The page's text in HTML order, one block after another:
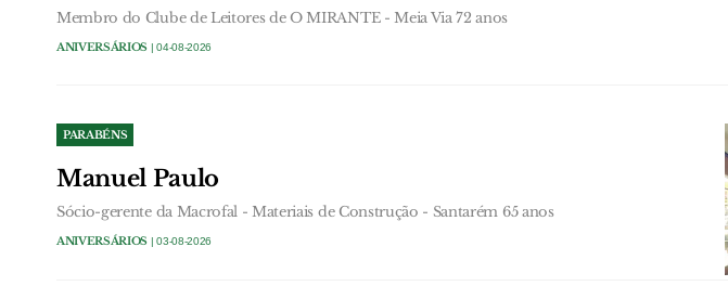
Membro do Clube de Leitores de O MIRANTE - Meia Via 72 anos
ANIVERSÁRIOS | 04-08-2026
PARABÉNS
Manuel Paulo
Sócio-gerente da Macrofal - Materiais de Construção - Santarém 65 anos
ANIVERSÁRIOS | 03-08-2026